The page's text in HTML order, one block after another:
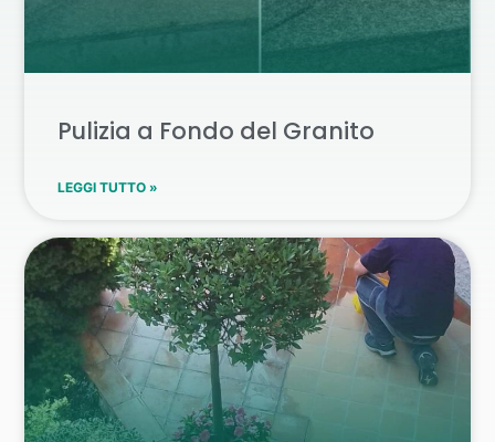
Pulizia a Fondo del Granito
LEGGI TUTTO »